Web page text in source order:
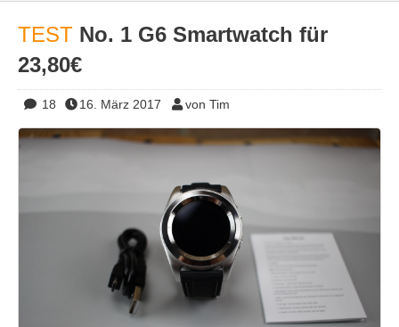
TEST No. 1 G6 Smartwatch für
23,80€
18 16. März 2017 von Tim